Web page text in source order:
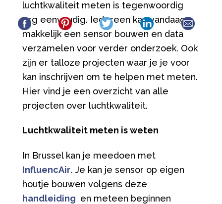
luchtkwaliteit meten is tegenwoordig
erg eenvoudig. Iedereen kan vandaag
makkelijk een sensor bouwen en data
verzamelen voor verder onderzoek. Ook
zijn er talloze projecten waar je je voor
kan inschrijven om te helpen met meten.
Hier vind je een overzicht van alle
projecten over luchtkwaliteit.
Luchtkwaliteit meten is weten
In Brussel kan je meedoen met
InfluencAir. Je kan je sensor op eigen
houtje bouwen volgens deze
handleiding en meteen beginnen